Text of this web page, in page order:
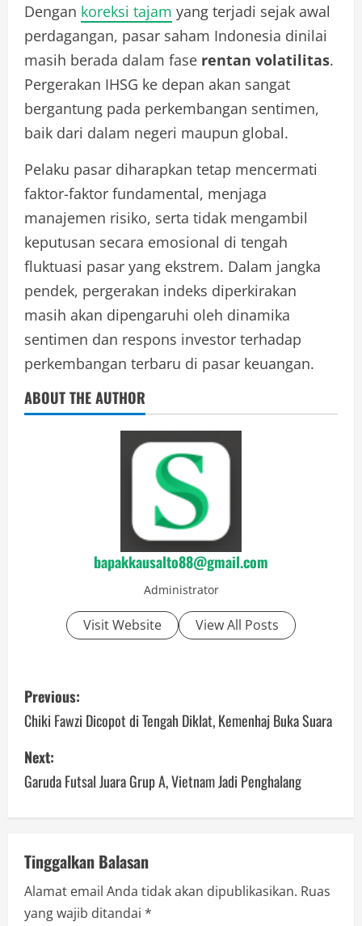
Dengan koreksi tajam yang terjadi sejak awal
perdagangan, pasar saham Indonesia dinilai
masih berada dalam fase rentan volatilitas.
Pergerakan IHSG ke depan akan sangat
bergantung pada perkembangan sentimen,
baik dari dalam negeri maupun global.
Pelaku pasar diharapkan tetap mencermati
faktor-faktor fundamental, menjaga
manajemen risiko, serta tidak mengambil
keputusan secara emosional di tengah
fluktuasi pasar yang ekstrem. Dalam jangka
pendek, pergerakan indeks diperkirakan
masih akan dipengaruhi oleh dinamika
sentimen dan respons investor terhadap
perkembangan terbaru di pasar keuangan.
ABOUT THE AUTHOR
bapakkausalto88@gmail.com
Administrator
Visit Website View All Posts
P
o
s
t
n
a
v
Previous:
Chiki Fawzi Dicopot di Tengah Diklat, Kemenhaj Buka Suara
Next:
Garuda Futsal Juara Grup A, Vietnam Jadi Penghalang
Tinggalkan Balasan
Alamat email Anda tidak akan dipublikasikan. Ruas
yang wajib ditandai *